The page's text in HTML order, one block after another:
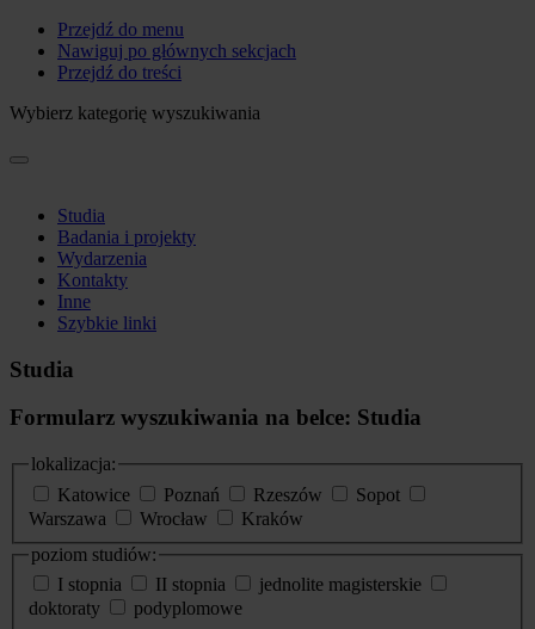
Przejdź do menu
Nawiguj po głównych sekcjach
Przejdź do treści
Wybierz kategorię wyszukiwania
Studia
Badania i projekty
Wydarzenia
Kontakty
Inne
Szybkie linki
Studia
Formularz wyszukiwania na belce: Studia
lokalizacja:
Katowice
Poznań Rzeszów
Sopot
Warszawa
Wrocław
Kraków
poziom studiów:
I stopnia
II stopnia
jednolite magisterskie
doktoraty
podyplomowe